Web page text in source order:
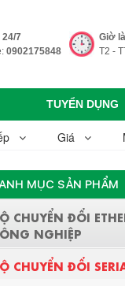
7
0902175848
Giờ
T2 -
TUYỂN DỤNG
Giá
MỤC SẢN PHẨM
CHUYỂN ĐỔI
NGHIỆP
CHUYỂN ĐỔI